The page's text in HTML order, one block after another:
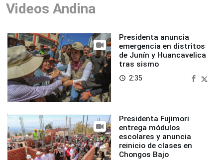
Videos Andina
Presidenta anuncia
emergencia en distritos
de Junín y Huancavelica
tras sismo
access_time 2:35
Presidenta Fujimori
entrega módulos
escolares y anuncia
reinicio de clases en
Chongos Bajo